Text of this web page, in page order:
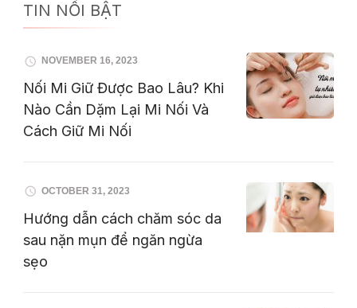
TIN NỔI BẬT
NOVEMBER 16, 2023
Nối Mi Giữ Được Bao Lâu? Khi
Nào Cần Dặm Lại Mi Nối Và
Cách Giữ Mi Nối
OCTOBER 31, 2023
Hướng dẫn cách chăm sóc da
sau nặn mụn để ngăn ngừa
sẹo